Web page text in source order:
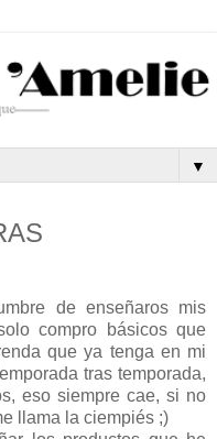
▼
de enseñaros mis
compro básicos que
que ya tenga en mi
tras temporada,
eso siempre cae, si no
llama la ciempiés ;)